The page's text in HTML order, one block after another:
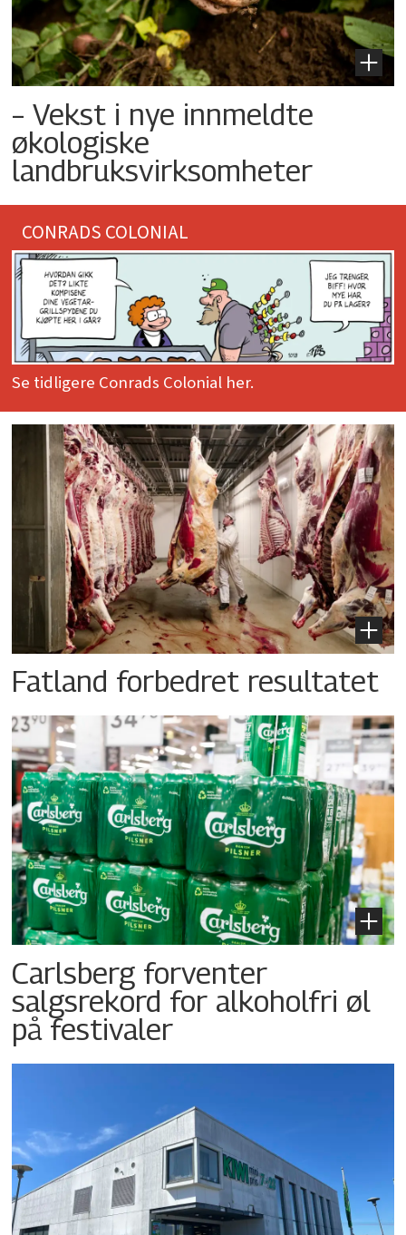
– Vekst i nye innmeldte
økologiske
landbruksvirksomheter
CONRADS COLONIAL
Se tidligere Conrads Colonial her.
Fatland forbedret resultatet
Carlsberg forventer
salgsrekord for alkoholfri øl
på festivaler